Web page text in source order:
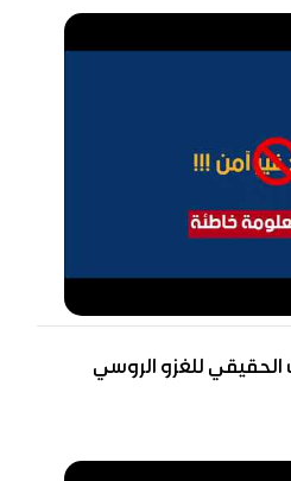
للغزو الروسي